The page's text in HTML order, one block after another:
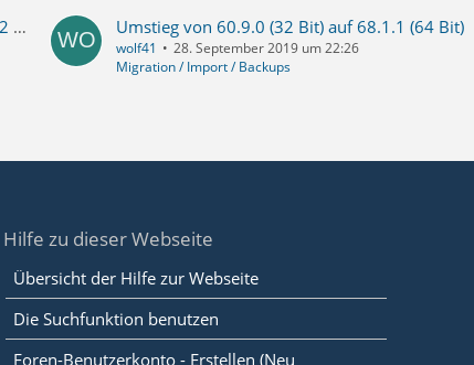
Update Tb 60.9 32-Bit auf 68.2 32-Bit auf 68.2 64-Bit: Kontextmenü "Senden an - E-Mail-Empfänger" defekt/verschwunden, Einrichtung als Standard-Mail-Client unmöglich Umstieg von 60.9.0 (32 Bit) auf 68.1.1 (64 Bit)
wolf41
28. September 2019 um 22:26
Migration / Import / Backups
Hilfe zu dieser Webseite
Übersicht der Hilfe zur Webseite
Die Suchfunktion benutzen
Foren-Benutzerkonto - Erstellen (Neu